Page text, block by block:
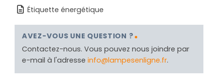
Étiquette énergétique
AVEZ-VOUS UNE QUESTION ?
Contactez-nous. Vous pouvez nous joindre par
e-mail à l'adresse info@lampesenligne.fr.